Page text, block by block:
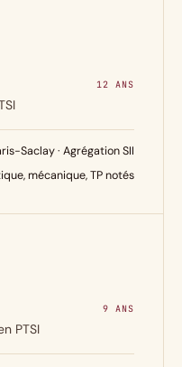
12 ANS
Saclay · Agrégation SII
mécanique, TP notés
9 ANS
PTSI